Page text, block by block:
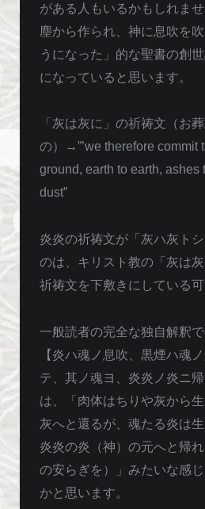
がある人もいるかもしれま
塵から作られ、神に息吹を
うになった」的な聖書の創
になっていると思います。
「灰は灰に」の祈祷文（お
の）→”’we therefore commit
ground, earth to earth, ashes
dust”
炎炎の祈祷文が「灰ハ灰ト
のは、キリスト教の「灰は
祈祷文を下敷きにしている可
一般読者の完全な独自解釈で
【炎ハ魂ノ息吹、黒煙ハ魂
テ、其ノ魂ヨ、炎炎ノ炎ニ帰
は、「肉体はちりや灰から
灰へと還るが、魂たる炎は
炎炎の炎（神）の元へと帰
の安らぎを）」みたいな感
かと思います。